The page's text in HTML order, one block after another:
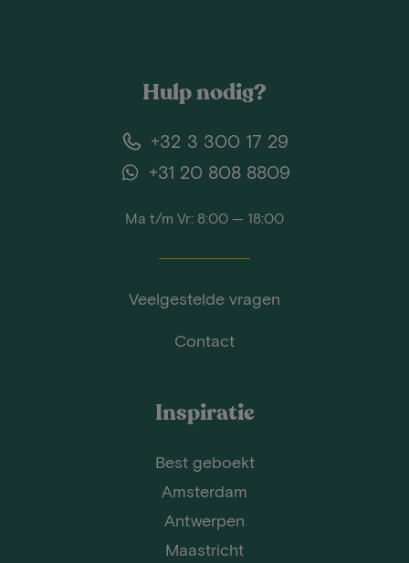
Hulp nodig?
+32 3 300 17 29
+31 20 808 8809
Ma t/m Vr: 8:00 — 18:00
Veelgestelde vragen
Contact
Inspiratie
Best geboekt
Amsterdam
Antwerpen
Maastricht